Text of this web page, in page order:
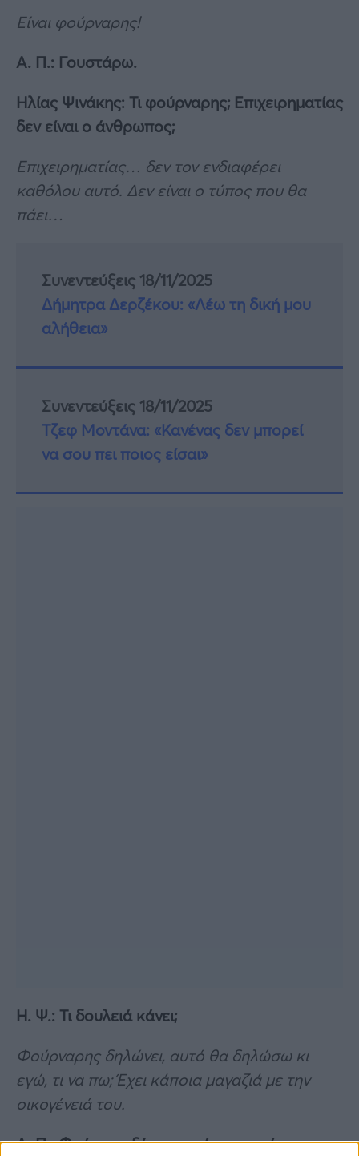
Είναι φούρναρης!
Α. Π.: Γουστάρω.
Ηλίας Ψινάκης: Τι φούρναρης; Επιχειρηματίας
δεν είναι ο άνθρωπος;
Επιχειρηματίας… δεν τον ενδιαφέρει
καθόλου αυτό. Δεν είναι ο τύπος που θα
πάει…
Συνεντεύξεις 18/11/2025
Δήμητρα Δερζέκου: «Λέω τη δική μου
αλήθεια»
Συνεντεύξεις 18/11/2025
Τζεφ Μοντάνα: «Κανένας δεν μπορεί
να σου πει ποιος είσαι»
Η. Ψ.: Τι δουλειά κάνει;
Φούρναρης δηλώνει, αυτό θα δηλώσω κι
εγώ, τι να πω; Έχει κάποια μαγαζιά με την
οικογένειά του.
Α. Π.: Φούρνος, ξέρεις τι είναι ο φούρνος;